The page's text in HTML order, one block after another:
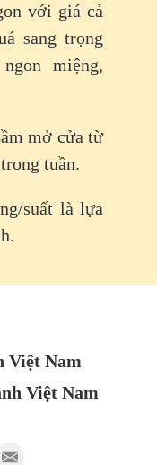
với giá cả
sang trọng
miệng,
mở cửa từ
tuần.
suất là lựa
Việt Nam
Việt Nam